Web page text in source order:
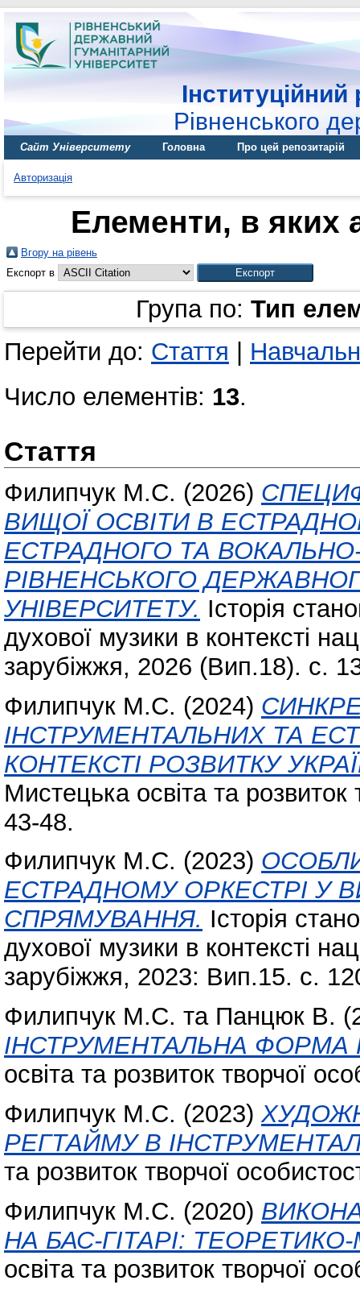
Інституційний
Рівненського
Сайт Університету Головна Про цей репозитарій
Авторизація
Елементи, в яких
Вгору на рівень
Експорт в
Група по: Тип
Перейти до: Стаття
Число елементів: 13.
Стаття
Филипчук М.С. (2026)
ВИЩОЇ ОСВІТИ В
ЕСТРАДНОГО ТА
РІВНЕНСЬКОГО
УНІВЕРСИТЕТУ. Історія
духової музики в контексті
зарубіжжя, 2026 (Вип.18). с.
Филипчук М.С. (2024)
ІНСТРУМЕНТАЛЬНИХ ТА
КОНТЕКСТІ РОЗВИТКУ
Мистецька освіта та
43-48.
Филипчук М.С. (2023)
ЕСТРАДНОМУ ОРКЕСТРІ У
СПРЯМУВАННЯ. Історія
духової музики в контексті
зарубіжжя, 2023: Вип.15. с.
Филипчук М.С. та Панцюк В.
ІНСТРУМЕНТАЛЬНА ФОРМА
освіта та розвиток творчої
Филипчук М.С. (2023)
РЕГТАЙМУ В
та розвиток творчої
Филипчук М.С. (2020)
НА БАС-ГІТАРІ:
освіта та розвиток творчої